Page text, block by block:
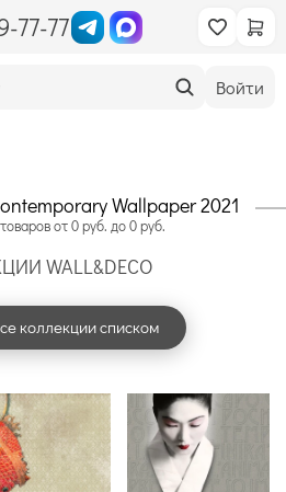
77-77
Войти
Wallpaper 2021
товаров от 0 руб. до 0 руб.
WALL&DECO
коллекции списком